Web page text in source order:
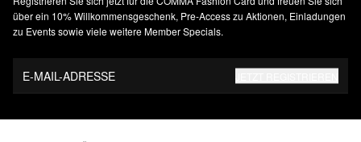
über ein 10% Willkommensgeschenk, Pre-Access zu Aktionen, Einladungen
zu Events sowie viele weitere Member Specials.
E-MAIL-ADRESSE